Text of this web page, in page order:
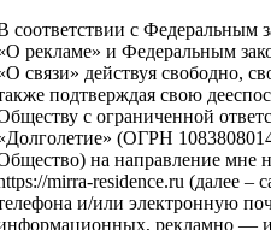
соответствии с Федеральным
рекламе» и Федеральным
связи» действуя свободно,
подтверждая свою
с ограниченной
(ОГРН
на направление мне
mirra-residence.ru (далее –
и/или электронную
рекламно —